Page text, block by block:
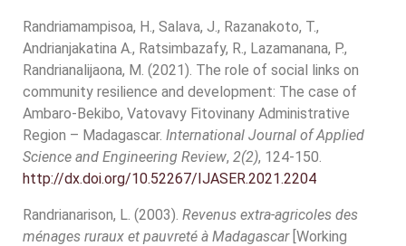
Randriamampisoa, H., Salava, J., Razanakoto, T.,
Andrianjakatina A., Ratsimbazafy, R., Lazamanana, P.,
Randrianalijaona, M. (2021). The role of social links on
community resilience and development: The case of
Ambaro-Bekibo, Vatovavy Fitovinany Administrative
Region – Madagascar. International Journal of Applied
Science and Engineering Review, 2(2), 124-150.
http://dx.doi.org/10.52267/IJASER.2021.2204
Randrianarison, L. (2003). Revenus extra-agricoles des
ménages ruraux et pauvreté à Madagascar [Working